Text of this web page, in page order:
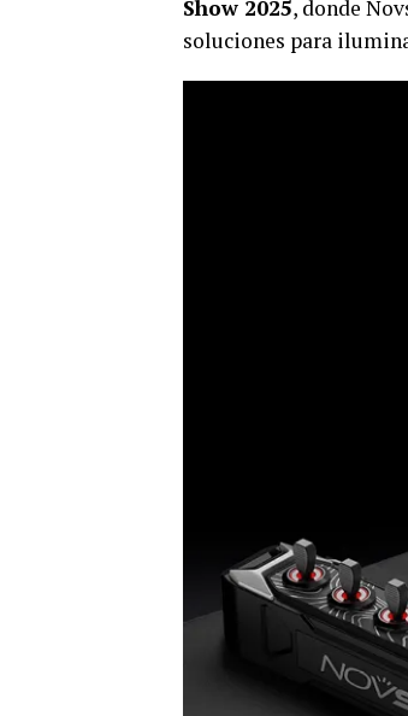
Show 2025, donde
soluciones para